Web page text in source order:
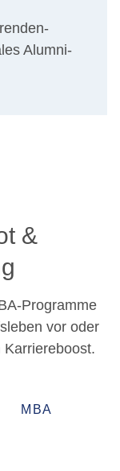
Alumni-
&
Programme
vor oder
MBA